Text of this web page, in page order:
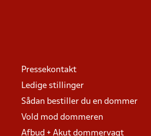
Pressekontakt
Ledige stillinger
Sådan bestiller du en dommer
Vold mod dommeren
Afbud + Akut dommervagt